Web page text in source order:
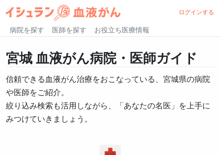
ログインする
病院を探す 医師を探す お役立ち医療情報
宮城血液がん病院・医師ガイド
信頼できる血液がん治療をおこなっている、宮城県の病院
や医師をご紹介。
絞り込み検索も活用しながら、「あなたの名医」を上手に
みつけていきましょう。